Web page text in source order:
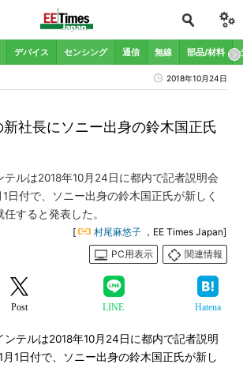
デバイス センシング 通信 無線 部品/材料
2018年10月24日
社長にソニー出身の鈴木国正氏
ルは2018年10月24日に都内で記者説明会
日付で、ソニー出身の鈴木国正氏が新しく
すると発表した。
[ 村尾麻悠子 ，EE Times Japan]
PC用表示
関連情報
Post LINE Hatena
テルは2018年10月24日に都内で記者説明
1日付で、ソニー出身の鈴木国正氏が新し